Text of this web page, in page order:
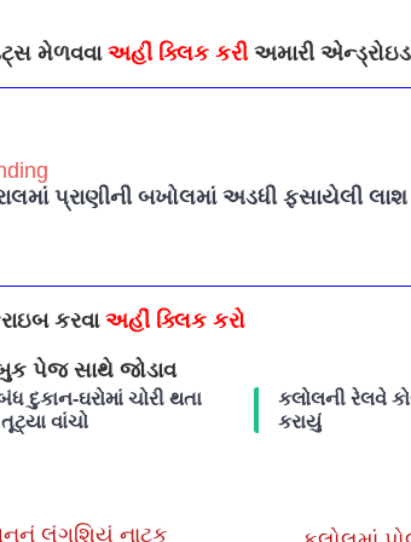
મેળવવા અહીં ક્લિક કરી અમારી
પ્રાણીની બખોલમાં અડધી ફસાયેલી
કરવા અહીં ક્લિક કરો
પેજ સાથે જોડાવ
દુકાન-ઘરોમાં ચોરી થતા
વાંચો
કલોલની રેલવે
કરાયું
લંગશિયું નાટક